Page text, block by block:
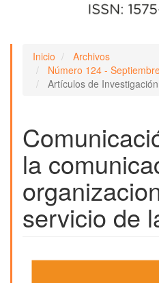
Inicio
Archivos
Número 124 -
Artículos de Investigación
la
servicio de
Barra